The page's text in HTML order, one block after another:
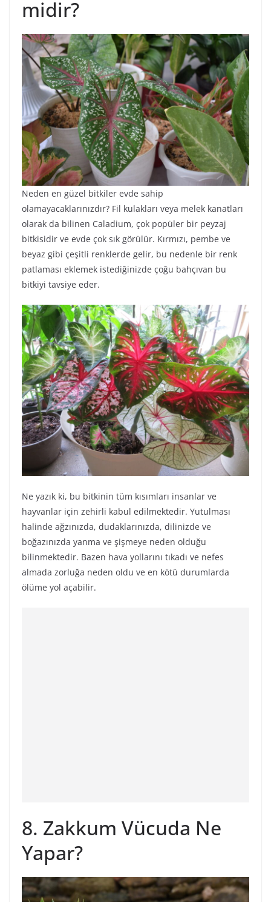
midir?
Neden en güzel bitkiler evde sahip
olamayacaklarınızdır? Fil kulakları veya melek kanatları
olarak da bilinen Caladium, çok popüler bir peyzaj
bitkisidir ve evde çok sık görülür. Kırmızı, pembe ve
beyaz gibi çeşitli renklerde gelir, bu nedenle bir renk
patlaması eklemek istediğinizde çoğu bahçıvan bu
bitkiyi tavsiye eder.
Ne yazık ki, bu bitkinin tüm kısımları insanlar ve
hayvanlar için zehirli kabul edilmektedir. Yutulması
halinde ağzınızda, dudaklarınızda, dilinizde ve
boğazınızda yanma ve şişmeye neden olduğu
bilinmektedir. Bazen hava yollarını tıkadı ve nefes
almada zorluğa neden oldu ve en kötü durumlarda
ölüme yol açabilir.
8. Zakkum Vücuda Ne
Yapar?